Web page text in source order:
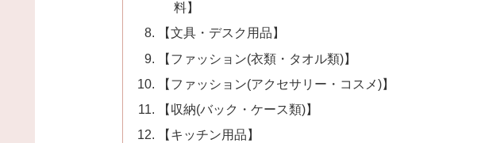
料】
【文具・デスク用品】
【ファッション(衣類・タオル類)】
【ファッション(アクセサリー・コスメ)】
【収納(バック・ケース類)】
【キッチン用品】